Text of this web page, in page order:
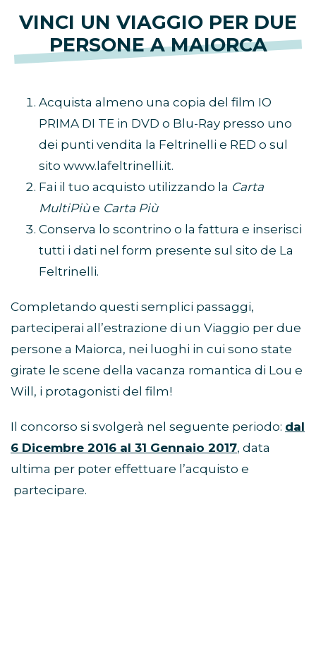
VINCI UN VIAGGIO PER DUE
PERSONE A MAIORCA
Acquista almeno una copia del film IO
PRIMA DI TE in DVD o Blu-Ray presso uno
dei punti vendita la Feltrinelli e RED o sul
sito www.lafeltrinelli.it.
Fai il tuo acquisto utilizzando la Carta
MultiPiùe Carta Più
Conserva lo scontrino o la fattura e inserisci
tutti i dati nel form presente sul sito de La
Feltrinelli.
Completando questi semplici passaggi,
parteciperai all’estrazione di un Viaggio per due
persone a Maiorca, nei luoghi in cui sono state
girate le scene della vacanza romantica di Lou e
Will, i protagonisti del film!
Il concorso si svolgerà nel seguente periodo: dal
6 Dicembre 2016 al 31 Gennaio 2017, data
ultima per poter effettuare l’acquisto e
partecipare.